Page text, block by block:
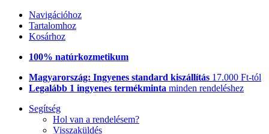
Navigációhoz
Tartalomhoz
Kosárhoz
100% natúrkozmetikum
Magyarország: Ingyenes standard kiszállítás 17.000 Ft-tól
Legalább 1 ingyenes termékminta minden rendeléshez
Segítség
Hol van a rendelésem?
Visszaküldés